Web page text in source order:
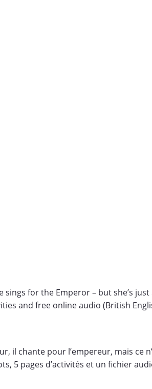
sings for the Emperor – but she’s
and free online audio (British
il chante pour l’empereur, mais ce
5 pages d’activités et un fichier